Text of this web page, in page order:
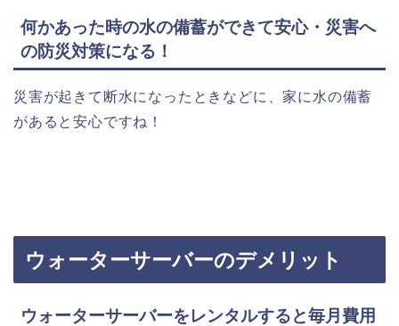
何かあった時の水の備蓄ができて安心・災害へ
の防災対策になる！
災害が起きて断水になったときなどに、家に水の備蓄
があると安心ですね！
ウォーターサーバーのデメリット
ウォーターサーバーをレンタルすると毎月費用